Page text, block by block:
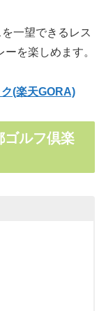
一望できるレス
を楽しめます。
(楽天GORA)
ゴルフ倶楽